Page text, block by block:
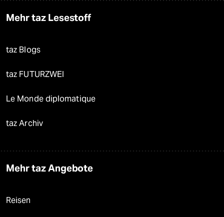
Mehr taz Lesestoff
taz Blogs
taz FUTURZWEI
Le Monde diplomatique
taz Archiv
Mehr taz Angebote
Reisen